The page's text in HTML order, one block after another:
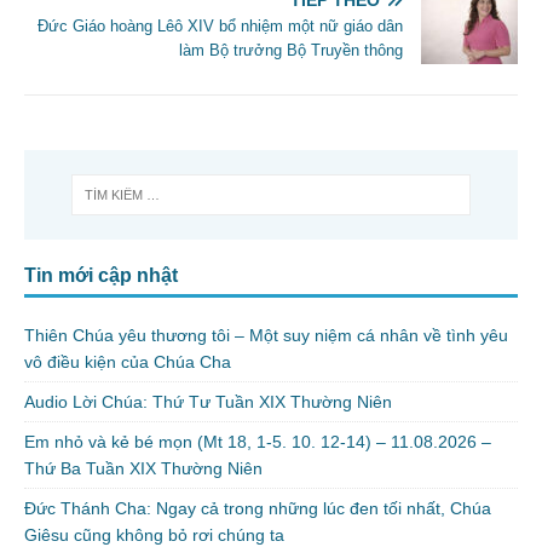
Đức Giáo hoàng Lêô XIV bổ nhiệm một nữ giáo dân
làm Bộ trưởng Bộ Truyền thông
Tin mới cập nhật
Thiên Chúa yêu thương tôi – Một suy niệm cá nhân về tình yêu
vô điều kiện của Chúa Cha
Audio Lời Chúa: Thứ Tư Tuần XIX Thường Niên
Em nhỏ và kẻ bé mọn (Mt 18, 1-5. 10. 12-14) – 11.08.2026 –
Thứ Ba Tuần XIX Thường Niên
Đức Thánh Cha: Ngay cả trong những lúc đen tối nhất, Chúa
Giêsu cũng không bỏ rơi chúng ta